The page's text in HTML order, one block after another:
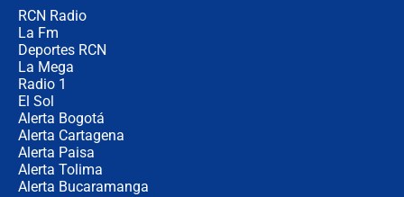
RCN Radio
La Fm
Deportes RCN
La Mega
Radio 1
El Sol
Alerta Bogotá
Alerta Cartagena
Alerta Paisa
Alerta Tolima
Alerta Bucaramanga